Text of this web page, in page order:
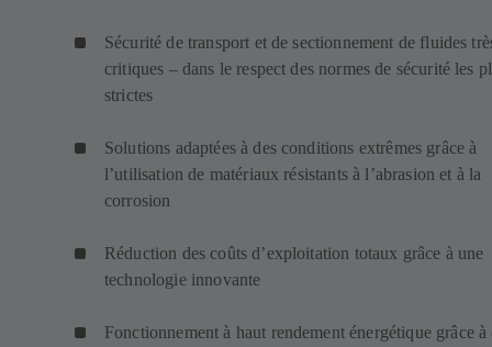
Sécurité de transport et de sectionnement de fluides
critiques – dans le respect des normes de sécurité les
strictes
Solutions adaptées à des conditions extrêmes grâce à
l’utilisation de matériaux résistants à l’abrasion et à la
corrosion
Réduction des coûts d’exploitation totaux grâce à une
technologie innovante
Fonctionnement à haut rendement énergétique grâce à